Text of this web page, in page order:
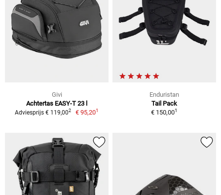
Givi
Achtertas EASY-T 23 l
Adviesprijs € 119,002 € 95,201
Enduristan
Tail Pack
€ 150,001